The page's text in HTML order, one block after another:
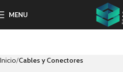
MENU
Inicio Cables y Conectores